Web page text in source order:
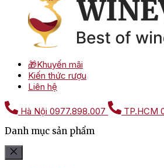
🎁Khuyến mãi
Kiến thức rượu
Liên hệ
Hà Nội 0977.898.007 TP.HCM
Danh mục sản phẩm